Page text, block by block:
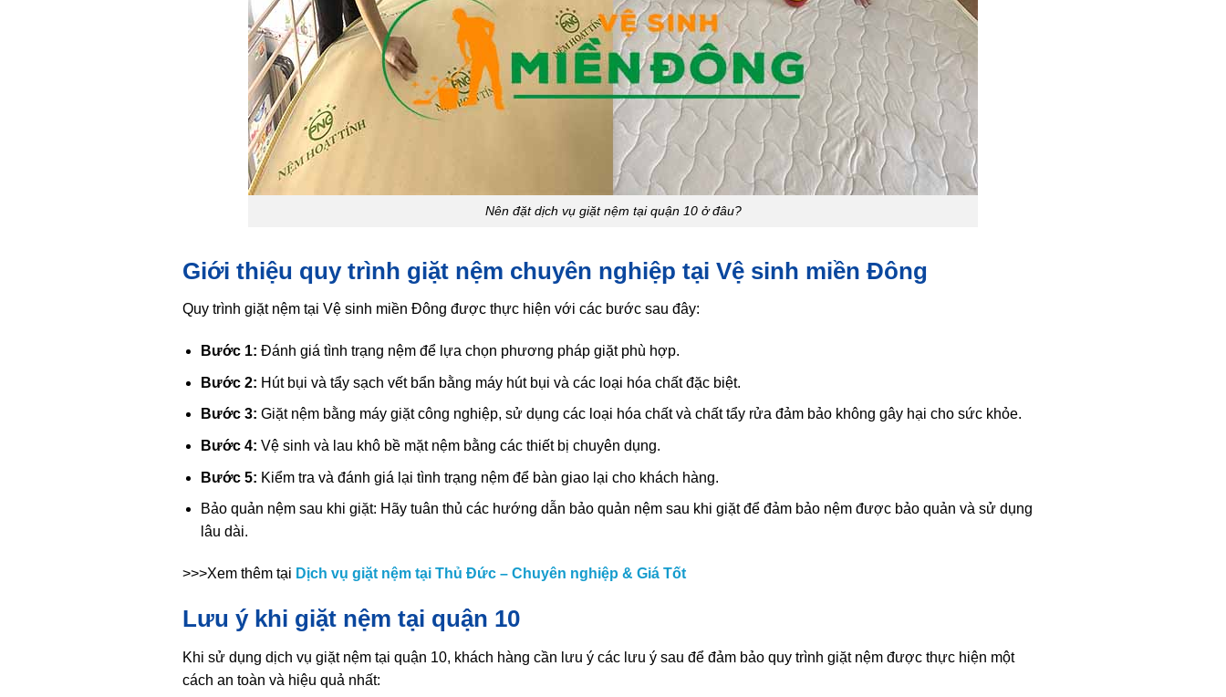
Nên đặt dịch vụ giặt nệm tại quận 10 ở đâu?
Giới thiệu quy trình giặt nệm chuyên nghiệp tại Vệ sinh miền Đông
Quy trình giặt nệm tại Vệ sinh miền Đông được thực hiện với các bước sau đây:
Bước 1:Đánh giá tình trạng nệm để lựa chọn phương pháp giặt phù hợp.
Bước 2: Hút bụi và tẩy sạch vết bẩn bằng máy hút bụi và các loại hóa chất đặc biệt.
Bước 3:Giặt nệm bằng máy giặt công nghiệp, sử dụng các loại hóa chất và chất tẩy rửa đảm bảo không gây hại cho sức khỏe.
Bước 4:Vệ sinh và lau khô bề mặt nệm bằng các thiết bị chuyên dụng.
Bước 5: Kiểm tra và đánh giá lại tình trạng nệm để bàn giao lại cho khách hàng.
Bảo quản nệm sau khi giặt: Hãy tuân thủ các hướng dẫn bảo quản nệm sau khi giặt để đảm bảo nệm được bảo quản và sử dụng
lâu dài.
>>>Xem thêm tại Dịch vụ giặt nệm tại Thủ Đức – Chuyên nghiệp & Giá Tốt
Lưu ý khi giặt nệm tại quận 10
Khi sử dụng dịch vụ giặt nệm tại quận 10, khách hàng cần lưu ý các lưu ý sau để đảm bảo quy trình giặt nệm được thực hiện một
cách an toàn và hiệu quả nhất: